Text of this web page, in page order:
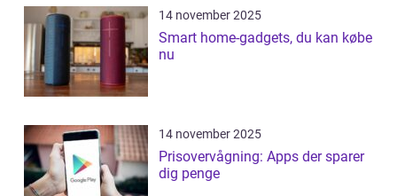
14 november 2025
Smart home-gadgets, du kan købe
nu
14 november 2025
Prisovervågning: Apps der sparer
dig penge